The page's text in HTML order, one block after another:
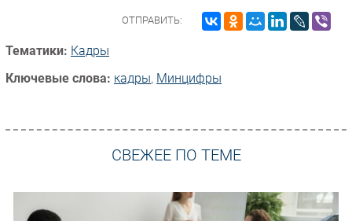
ОТПРАВИТЬ:
Тематики: Кадры
Ключевые слова: кадры, Минцифры
СВЕЖЕЕ ПО ТЕМЕ